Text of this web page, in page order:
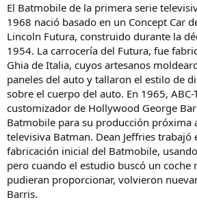
El Batmobile de la primera serie
1968 nació basado en un Concept Car
Lincoln Futura, construido durante la
1954. La carrocería del Futura, fue
Ghia de Italia, cuyos artesanos
paneles del auto y tallaron el estilo de
sobre el cuerpo del auto. En 1965,
customizador de Hollywood George
Batmobile para su producción próxima
televisiva Batman. Dean Jeffries trabajó
fabricación inicial del Batmobile,
pero cuando el estudio buscó un coche
pudieran proporcionar, volvieron
Barris.